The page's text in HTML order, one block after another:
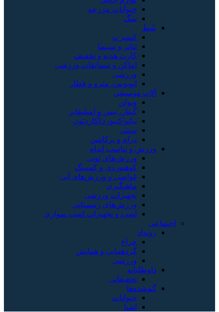
حیوانات مزرعه
سگ
بلیط
کنسرت
تئاتر و سینما
کارت هدیه و تخفیف
اماکن و مسابقات ورزشی
ورزشی
اتوبوس، مترو و قطار
آلات موسیقی
ویولن
گیتار، بیس و امپلیفایر
پیانو/کیبورد/آکاردئون
سنتی
درام و پرکاشن
ورزش و تناسب اندام
ورزش‌های توپی
کوهنوردی و کمپینگ
غواصی و ورزش‌های آبی
ماهیگیری
تجهیزات ورزشی
ورزش‌های زمستانی
اسب و تجهیزات اسب سواری
اجتماعی
رویداد
حراج
گردهمایی و همایش
ورزشی
داوطلبانه
تحقیقاتی
گم‌شده‌ها
حیوانات
اشیا